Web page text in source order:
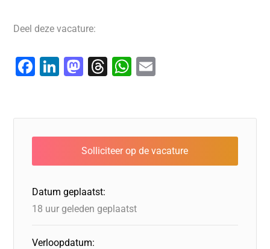
Deel deze vacature:
F
e
b
o
o
k
Li
e
dI
n
M
o
d
o
n
T
a
d
s
W
s
A
p
l
Datum geplaatst:
18 uur geleden geplaatst
Verloopdatum: